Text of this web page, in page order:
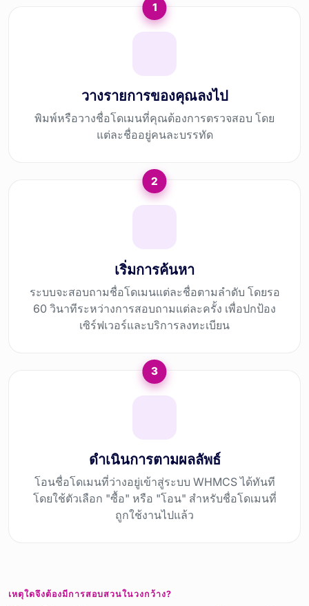
1
วางรายการของคุณลงไป
พิมพ์หรือวางชื่อโดเมนที่คุณต้องการตรวจสอบ โดย
แต่ละชื่ออยู่คนละบรรทัด
2
เริ่มการค้นหา
ระบบจะสอบถามชื่อโดเมนแต่ละชื่อตามลำดับ โดยรอ
60 วินาทีระหว่างการสอบถามแต่ละครั้ง เพื่อปกป้อง
เซิร์ฟเวอร์และบริการลงทะเบียน
3
ดำเนินการตามผลลัพธ์
โอนชื่อโดเมนที่ว่างอยู่เข้าสู่ระบบ WHMCS ได้ทันที
โดยใช้ตัวเลือก "ซื้อ" หรือ "โอน" สำหรับชื่อโดเมนที่
ถูกใช้งานไปแล้ว
เหตุใดจึงต้องมีการสอบสวนในวงกว้าง?